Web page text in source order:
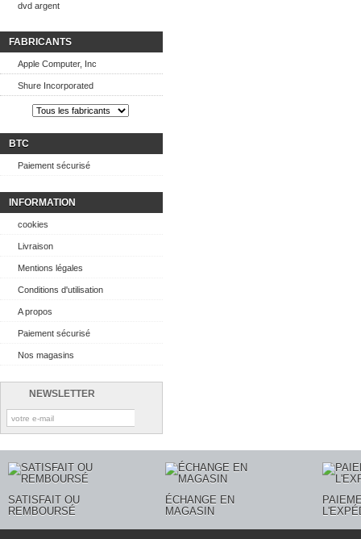
dvd argent
FABRICANTS
Apple Computer, Inc
Shure Incorporated
BTC
Paiement sécurisé
INFORMATION
cookies
Livraison
Mentions légales
Conditions d'utilisation
A propos
Paiement sécurisé
Nos magasins
NEWSLETTER
SATISFAIT OU
REMBOURSÉ
ÉCHANGE EN
MAGASIN